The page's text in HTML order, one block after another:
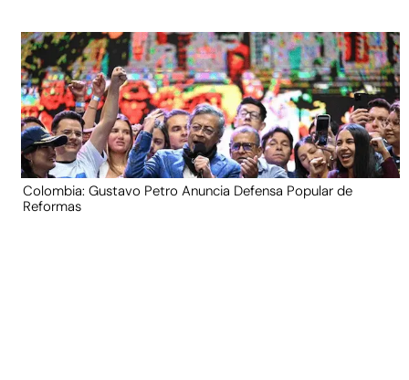
Colombia: Gustavo Petro Anuncia Defensa Popular de
Reformas